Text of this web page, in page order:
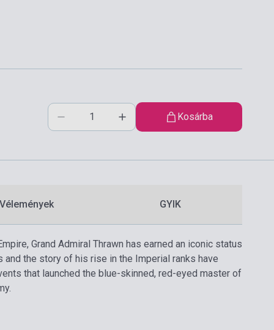
Kosárba
Vélemények GYIK
Grand Admiral Thrawn has earned an iconic status
and the story of his rise in the Imperial ranks have
that launched the blue-skinned, red-eyed master of